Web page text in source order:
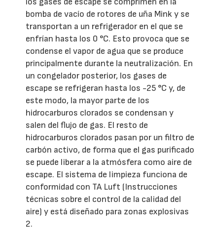
bomba de vacío de rotores de uña Mink y se
transportan a un refrigerador en el que se
enfrían hasta los 0 °C. Esto provoca que se
condense el vapor de agua que se produce
principalmente durante la neutralización. En
un congelador posterior, los gases de
escape se refrigeran hasta los -25 °C y, de
este modo, la mayor parte de los
hidrocarburos clorados se condensan y
salen del flujo de gas. El resto de
hidrocarburos clorados pasan por un filtro de
carbón activo, de forma que el gas purificado
se puede liberar a la atmósfera como aire de
escape. El sistema de limpieza funciona de
conformidad con TA Luft (Instrucciones
técnicas sobre el control de la calidad del
aire) y está diseñado para zonas explosivas
2.